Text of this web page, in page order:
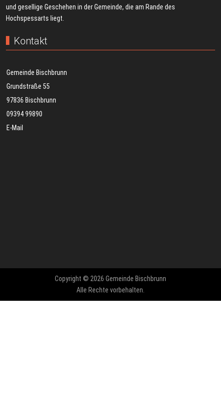
und gesellige Geschehen in der Gemeinde, die am Rande des
Hochspessarts liegt.
Kontakt
Gemeinde Bischbrunn
Grundstraße 55
97836 Bischbrunn
09394 99890
E-Mail
Copyright © 2026 Gemeinde Bischbrunn
Alle Rechte vorbehalten.